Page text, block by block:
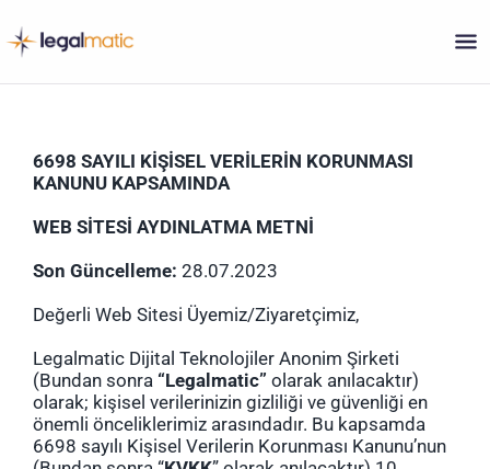
6698 SAYILI KİŞİSEL VERİLERİN KORUNMASI
KANUNU KAPSAMINDA
WEB SİTESİ AYDINLATMA METNİ
Son Güncelleme: 28.07.2023
Değerli Web Sitesi Üyemiz/Ziyaretçimiz,
Legalmatic Dijital Teknolojiler Anonim Şirketi
(Bundan sonra“Legalmatic” olarak anılacaktır)
olarak; kişisel verilerinizin gizliliği ve güvenliği en
önemli önceliklerimiz arasındadır. Bu kapsamda
6698 sayılı Kişisel Verilerin Korunması Kanunu’nun